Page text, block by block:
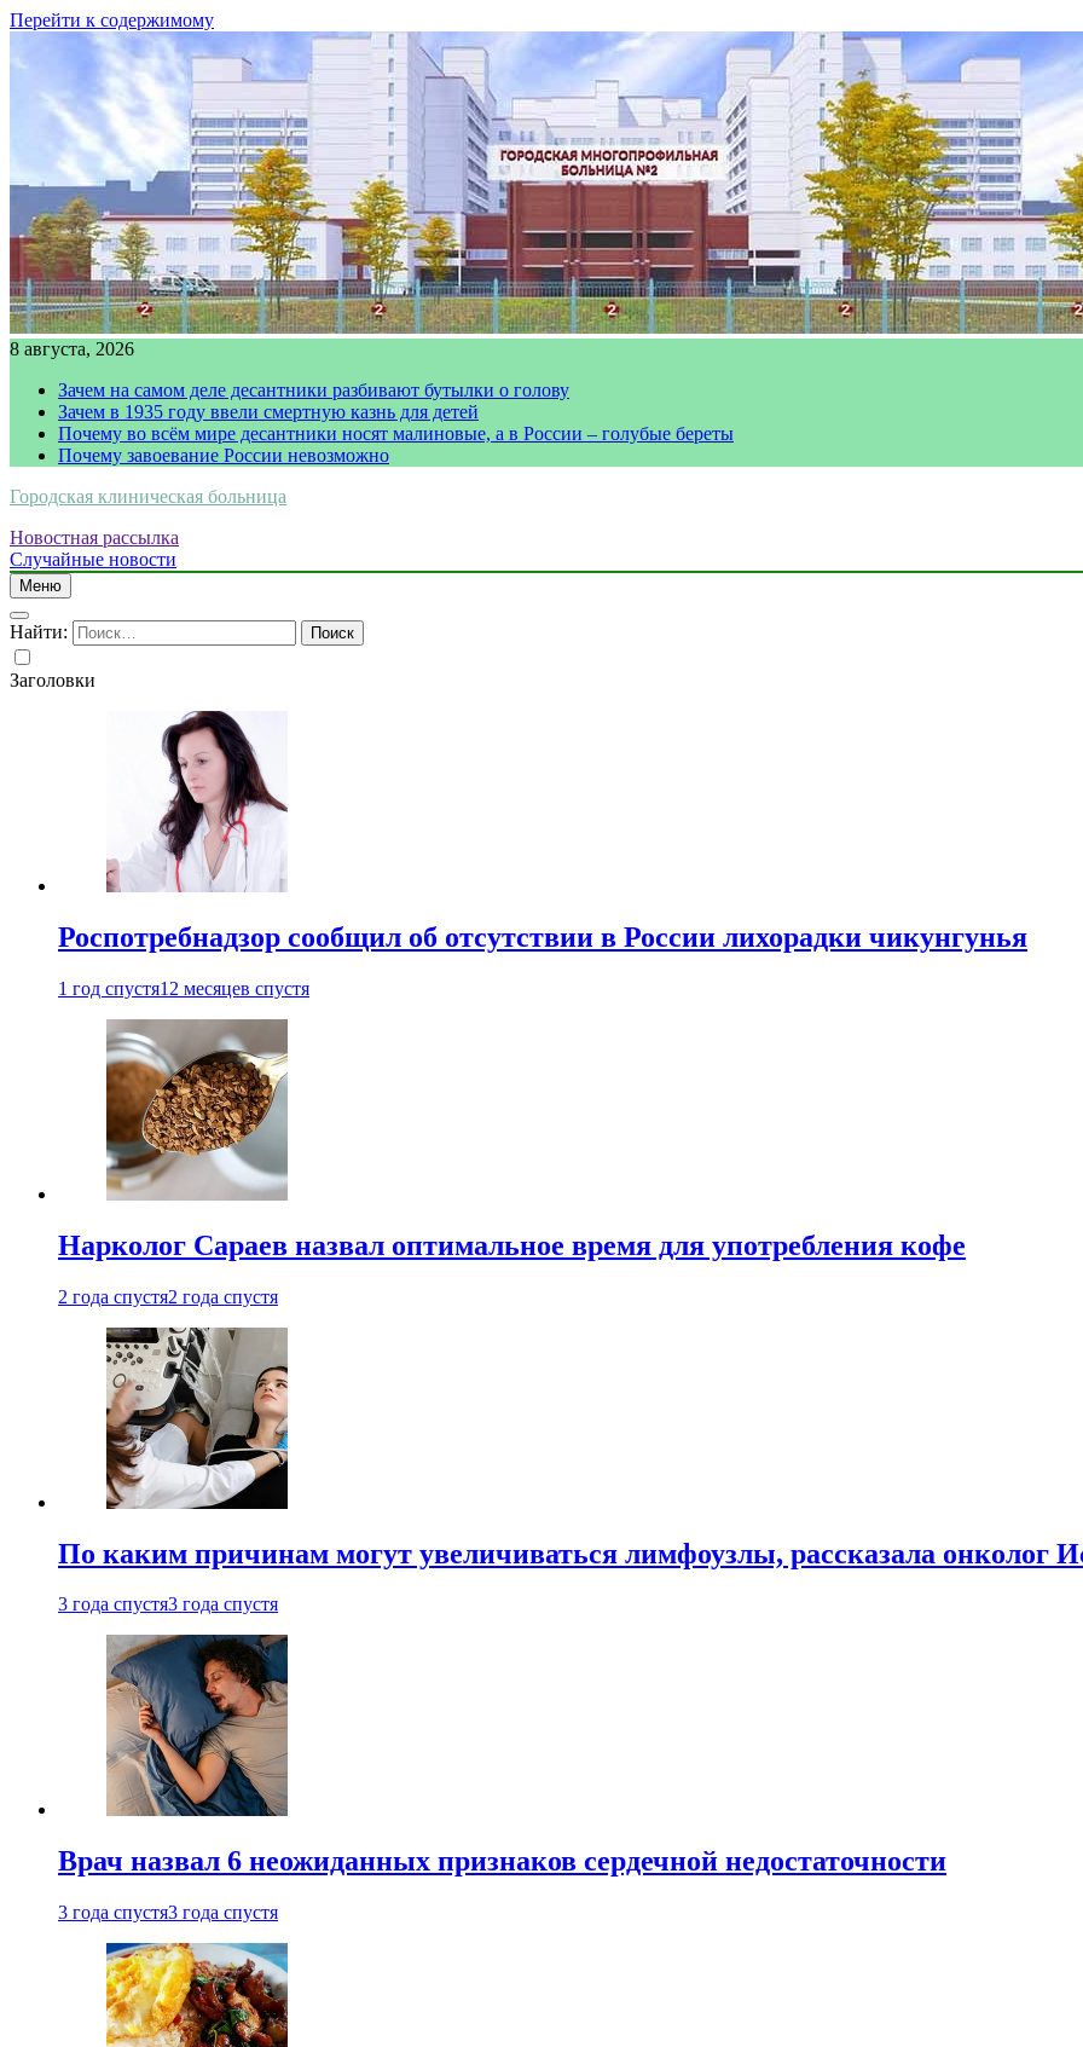
Перейти к содержимому
8 августа, 2026
Зачем на самом деле десантники разбивают бутылки о голову
Зачем в 1935 году ввели смертную казнь для детей
Почему во всём мире десантники носят малиновые, а в России – голубые береты
Почему завоевание России невозможно
Городская клиническая больница
Новостная рассылка
Случайные новости
Меню
Найти:
Заголовки
Роспотребнадзор сообщил об отсутствии в России лихорадки чикунгунья
1 год спустя12 месяцев спустя
Нарколог Сараев назвал оптимальное время для употребления кофе
2 года спустя2 года спустя
По каким причинам могут увеличиваться лимфоузлы, рассказала онколог
3 года спустя3 года спустя
Врач назвал 6 неожиданных признаков сердечной недостаточности
3 года спустя3 года спустя